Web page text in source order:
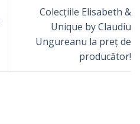
Colecțiile Elisabeth &
Unique by Claudiu
Ungureanu la preț de
producător!